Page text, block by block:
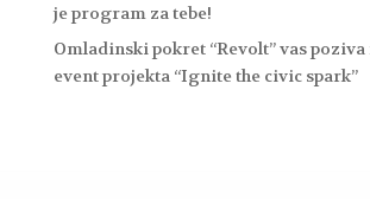
je program za tebe!
Omladinski pokret “Revolt” vas poziva
event projekta “Ignite the civic spark”